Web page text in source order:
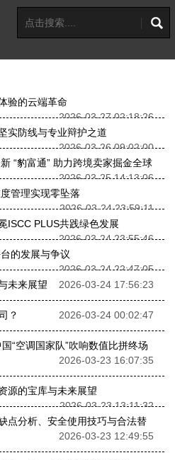
验的云端革命
2026-03-27 02:18:26
实防线与专业辩护之道
2026-03-26 09:02:00
“豹富通” 助力跨境卖家掘金全球
2026-03-25 14:13:06
管理实现零坠落
2026-03-24 23:59:11
ISCC PLUS共践绿色发展
2026-03-24 23:55:46
的发展与争议
2026-03-24 22:47:05
未来展望
2026-03-24 17:56:23
？ 2026-03-24 00:02:47
国“空调国家队”吹响数值比拼终场
2026-03-23 16:07:35
源的宝库与未来展望
2026-03-23 13:11:32
点分析、安全使用技巧与合法替
2026-03-23 12:49:55